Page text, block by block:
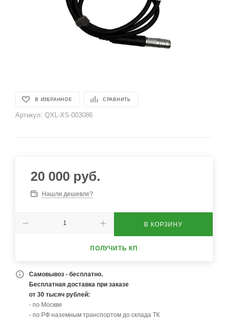
В ИЗБРАННОЕ СРАВНИТЬ
Артикул: QXL-XS-003086
20 000 руб.
Нашли дешевле?
В КОРЗИНУ
ПОЛУЧИТЬ КП
Самовывоз - бесплатно.
Бесплатная доставка при заказе
от 30 тысяч рублей:
- по Москве
- по РФ наземным транспортом до склада ТК